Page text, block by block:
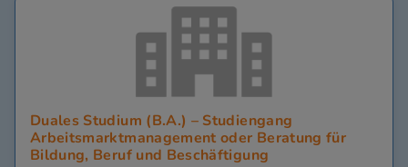
Duales Studium (B.A.) – Studiengang
Arbeitsmarktmanagement oder Beratung für
Bildung, Beruf und Beschäftigung